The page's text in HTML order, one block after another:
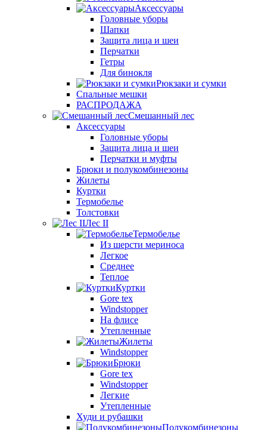
Аксессуары
Головные уборы
Шапки
Защита лица и шеи
Перчатки
Гетры
Для бинокля
Рюкзаки и сумки
Спальные мешки
РАСПРОДАЖА
Смешанный лес
Аксессуары
Головные уборы
Защита лица и шеи
Перчатки и муфты
Брюки и полукомбинезоны
Жилеты
Куртки
Термобелье
Толстовки
Лес II
Термобелье
Из шерсти мериноса
Легкое
Среднее
Теплое
Куртки
Gore tex
Windstopper
На флисе
Утепленные
Жилеты
Windstopper
Брюки
Gore tex
Windstopper
Легкие
Утепленные
Худи и рубашки
Полукомбинезоны